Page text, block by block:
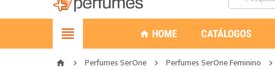
 home HOME CATÁLOGOS
home  Perfumes SerOne  Perfumes SerOne Feminino 